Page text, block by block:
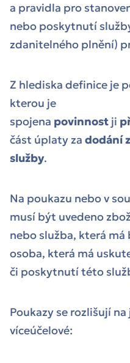
a pravidla pro
nebo poskytnutí
zdanitelného plnění)
Z hlediska definice je
kterou je
spojena povinnost ji
část úplaty za dodání
služby.
Na poukazu nebo v
musí být uvedeno
nebo služba, která
osoba, která má
či poskytnutí této
Poukazy se rozlišují
víceúčelové: